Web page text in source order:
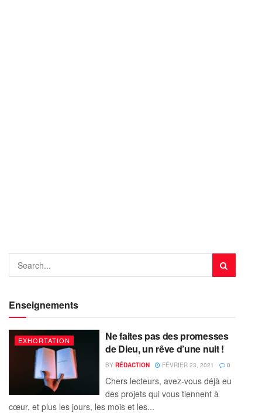
Enseignements
EXHORTATION
Ne faites pas des promesses
de Dieu, un rêve d’une nuit !
BY RÉDACTION FÉVRIER 23, 2021 0
Chers lecteurs, avez-vous déjà eu
des projets qui vous tiennent à
cœur, et plus les jours, les mois et les...